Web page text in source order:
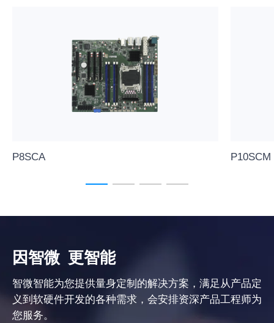
P8SCA P10SCM
因智微 更智能
智微智能为您提供量身定制的解决方案，满足从产品定
义到软硬件开发的各种需求，会安排资深产品工程师为
您服务。